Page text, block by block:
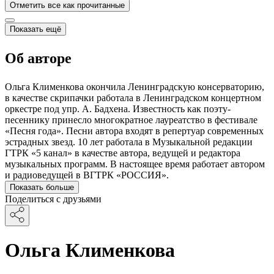
Отметить все как прочитанные
Показать ещё
Об авторе
Ольга Клименкова окончила Ленинградскую консерваторию,
в качестве скрипачки работала в Ленинградском концертном
оркестре под упр. А. Бадхена. Известность как поэту-
песеннику принесло многократное лауреатство в фестивале
«Песня года». Песни автора входят в репертуар современных
эстрадных звезд. 10 лет работала в Музыкальной редакции
ГТРК «5 канал» в качестве автора, ведущей и редактора
музыкальных программ. В настоящее время работает автором
и радиоведущей в ВГТРК «РОССИЯ».
Показать больше
Поделиться с друзьями
Ольга Клименкова